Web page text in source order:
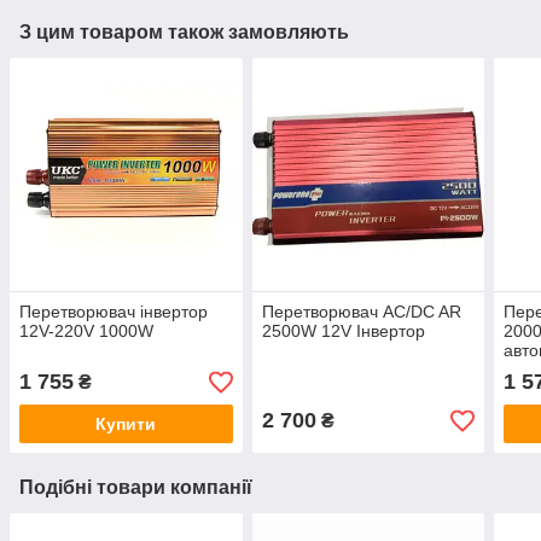
З цим товаром також замовляють
Перетворювач інвертор
12V-220V 1000W
1 755 ₴
Купити
Перетворювач AC/DC AR
2500W 12V Інвертор
2 700₴
1
Подібні товари компанії